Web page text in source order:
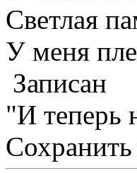
Светлая
У меня
Записан
"И теперь